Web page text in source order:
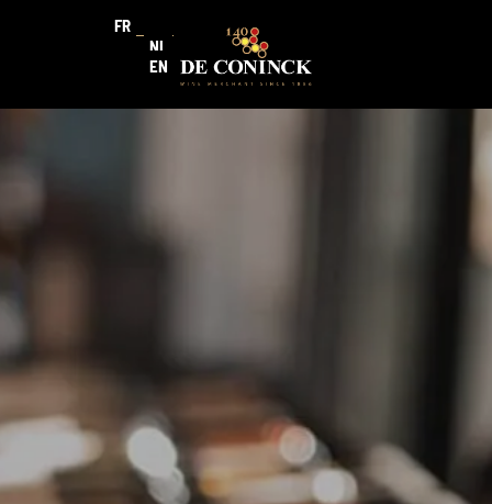
FR
NL
EN